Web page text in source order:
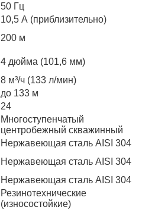
50 Гц
10,5 А (приблизительно)
200 м
4 дюйма (101,6 мм)
8 м³/ч (133 л/мин)
до 133 м
24
Многоступенчатый
центробежный скважинный
Нержавеющая сталь AISI 304
Нержавеющая сталь AISI 304
Нержавеющая сталь AISI 304
Резинотехнические
(износостойкие)